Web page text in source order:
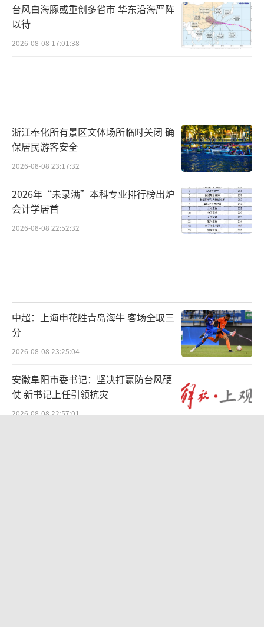
台风白海豚或重创多省市 华东沿海严阵
以待
2026-08-08 17:01:38
浙江奉化所有景区文体场所临时关闭 确
保居民游客安全
2026-08-08 23:17:32
2026年“未录满”本科专业排行榜出炉
会计学居首
2026-08-08 22:52:32
中超：上海申花胜青岛海牛 客场全取三
分
2026-08-08 23:25:04
安徽阜阳市委书记：坚决打赢防台风硬
仗 新书记上任引领抗灾
2026-08-08 22:57:01